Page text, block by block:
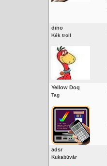
dino
Kék troll
Yellow Dog
Tag
adsr
Kukabúvár